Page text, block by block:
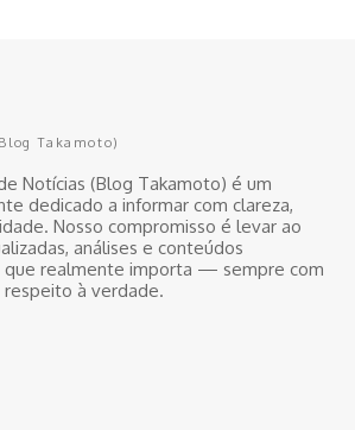
Takamoto)
Notícias (Blog Takamoto) é um
dedicado a informar com clareza,
Nosso compromisso é levar ao
análises e conteúdos
que realmente importa — sempre com
à verdade.